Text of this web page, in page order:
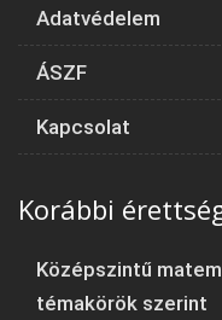
Adatvédelem
ÁSZF
Kapcsolat
Korábbi
Középszintű
témakörök szerint